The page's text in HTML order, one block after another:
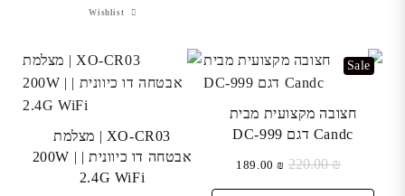
Wishlist
Sale
חצובה מקצועית מבית
Candc דגם DC-999
₪
220.00
המחיר
₪
189.00
המחיר
XO-CR03 | מצלמת
אבטחה דו כיוונית | 200W |
2.4G WiFi